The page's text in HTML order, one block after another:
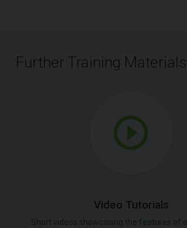
Further Training
Video Tutorials